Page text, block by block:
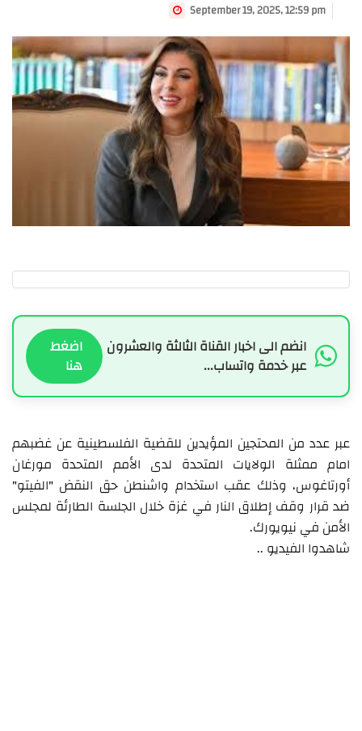
September 19, 2025, 12:59 pm
انضم الى اخبار القناة الثالثة والعشرون
عبر خدمة واتساب...
اضغط
هنا
‏عبر عدد من المحتجين المؤيدين للقضية الفلسطينية عن غضبهم
امام ممثلة الولايات المتحدة لدى الأمم المتحدة مورغان
أورتاغوس، وذلك عقب استخدام واشنطن حق النقض "الفيتو"
ضد قرار وقف إطلاق النار في ‎غزة خلال الجلسة الطارئة لمجلس
الأمن في ‎نيويورك.
شاهدوا الفيديو ..